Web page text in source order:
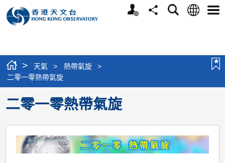
個
分
搜
語
選
> 天氣 > 熱帶氣旋
>
二零一零熱帶氣旋
二零一零熱帶氣旋